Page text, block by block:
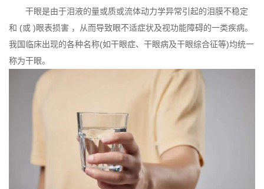
干眼是由于泪液的量或质或流体动力学异常引起的泪膜不稳定
和 (或 )眼表损害 ，从而导致眼不适症状及视功能障碍的一类疾病。
我国临床出现的各种名称(如干眼症、干眼病及干眼综合征等)均统一
称为干眼。